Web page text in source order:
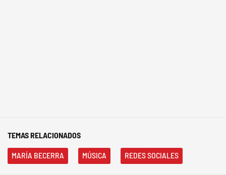
TEMAS RELACIONADOS
MARÍA BECERRA MÚSICA REDES SOCIALES